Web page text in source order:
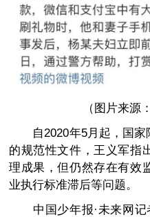
（图片来源
自2020年5月起，国家
的规范性文件，王义军指
理成果，但仍然存在有效
业执行标准滞后等问题。
中国少年报·未来网记